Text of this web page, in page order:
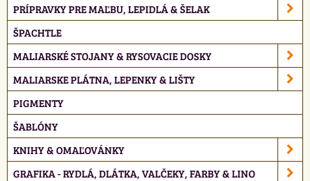
PRÍPRAVKY PRE MAĽBU, LEPIDLÁ & ŠELAK
ŠPACHTLE
MALIARSKÉ STOJANY & RYSOVACIE DOSKY
MALIARSKE PLÁTNA, LEPENKY & LIŠTY
PIGMENTY
ŠABLÓNY
KNIHY & OMAĽOVÁNKY
GRAFIKA - RYDLÁ, DLÁTKA, VALČEKY, FARBY & LINO